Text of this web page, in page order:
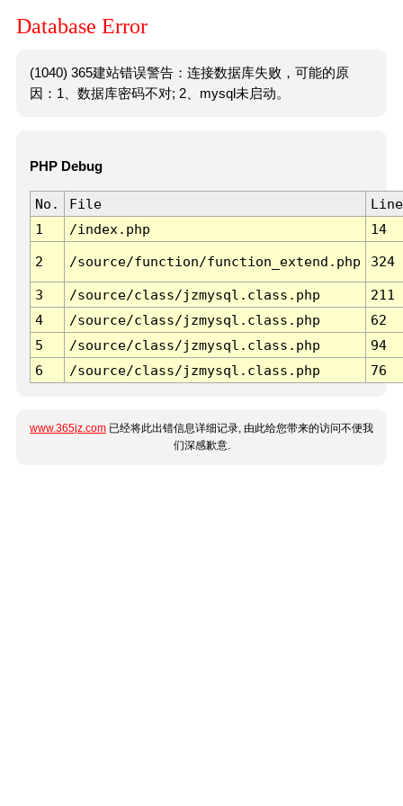
Database Error
(1040) 365建站错误警告：连接数据库失败，可能的原
因：1、数据库密码不对; 2、mysql未启动。
PHP Debug
No. File
Line
1
/index.php 14
2 /source/function/function_extend.php 324
3 /source/class/jzmysql.class.php
211
4
/source/class/jzmysql.class.php
62
5
/source/class/jzmysql.class.php
94
6
/source/class/jzmysql.class.php 76
www.365jz.com 已经将此出错信息详细记录, 由此给您带来的访问不便我
们深感歉意.